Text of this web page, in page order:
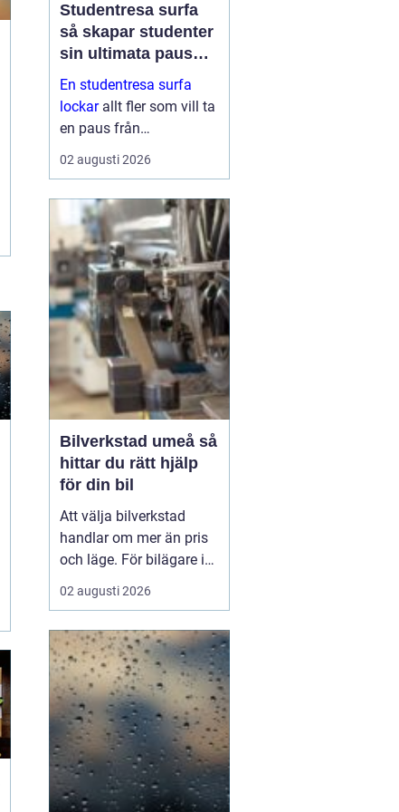
Studentresa surfa
så skapar studenter
sin ultimata paus
från plugget
En studentresa surfa
lockarallt fler som vill ta
en paus från
föreläsningar, tentaplugg
och sena kvällar i
både fysisk utmaning
och mental
återhämtning, samtidigt
som ...
02 augusti 2026
Bilverkstad umeå så
hittar du rätt hjälp
för din bil
Att välja bilverkstad
handlar om mer än pris
och läge. För bilägare i
Umeå väger trygghet,
tillgänglighet och tydliga
tungt. Enmodern
bilverkst...
02 augusti 2026